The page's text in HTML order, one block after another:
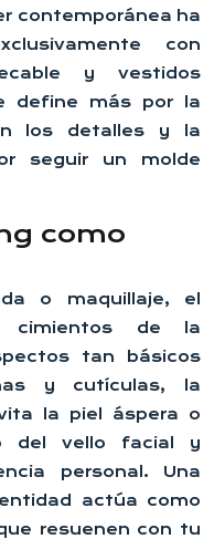
contemporánea ha
con
y vestidos
define más por la
los detalles y la
seguir un molde
como
o maquillaje, el
cimientos de la
tan básicos
y cutículas, la
la piel áspera o
del vello facial y
personal. Una
actúa como
resuenen con tu